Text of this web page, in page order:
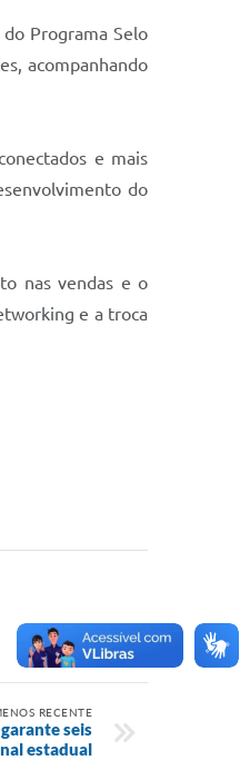
Programa Selo
acompanhando
e mais
do
nas vendas e o
e a troca
RECENTE
seis
estadual